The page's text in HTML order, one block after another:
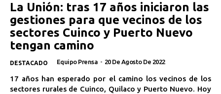
La Unión: tras 17 años iniciaron las
gestiones para que vecinos de los
sectores Cuinco y Puerto Nuevo
tengan camino
DESTACADO Equipo Prensa - 20 De Agosto De 2022
17 años han esperado por el camino los vecinos de los
sectores rurales de Cuinco, Quilaco y Puerto Nuevo. Hoy